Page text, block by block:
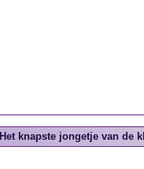
Het knapste jongetje van de